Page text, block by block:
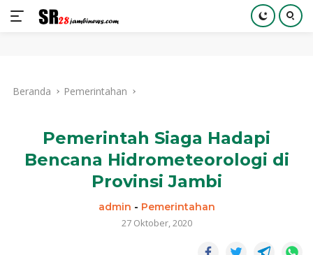
kontenBeranda Pemerintahan
Pemerintah Siaga Hadapi
Bencana Hidrometeorologi di
Provinsi Jambi
admin - Pemerintahan
27 Oktober, 2020